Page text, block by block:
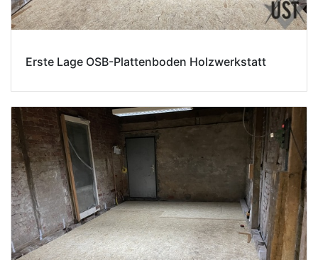
Erste Lage OSB-Plattenboden Holzwerkstatt